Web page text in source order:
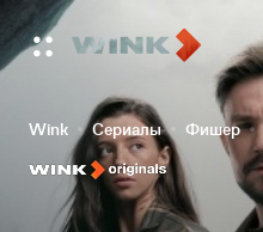
Wink Сериалы Фишер